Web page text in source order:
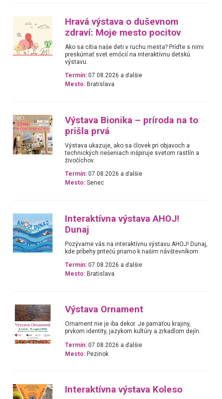
Hravá výstava o duševnom
zdraví: Moje mesto pocitov
Ako sa cítia naše deti v ruchu mesta? Príďte s nimi
preskúmať svet emócií na interaktívnu detskú
výstavu.
Termín: 07.08.2026 a ďalšie
Mesto: Bratislava
Výstava Bionika – príroda na to
prišla prvá
Výstava ukazuje, ako sa človek pri objavoch a
technických riešeniach inšpiruje svetom rastlín a
živočíchov.
Termín: 07.08.2026 a ďalšie
Mesto: Senec
Interaktívna výstava AHOJ!
Dunaj
Pozývame vás na interaktívnu výstavu AHOJ! Dunaj,
kde príbehy pritečú priamo k našim návštevníkom.
Termín: 07.08.2026 a ďalšie
Mesto: Bratislava
Výstava Ornament
Ornament nie je iba dekor. Je pamäťou krajiny,
prvkom identity, jazykom kultúry a zrkadlom dejín.
Termín: 07.08.2026 a ďalšie
Mesto: Pezinok
Interaktívna výstava Koleso